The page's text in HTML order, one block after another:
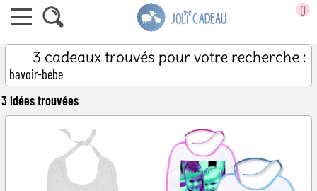
0
3 cadeaux trouvés pour votre recherche :
bavoir-bebe
3 idées trouvées